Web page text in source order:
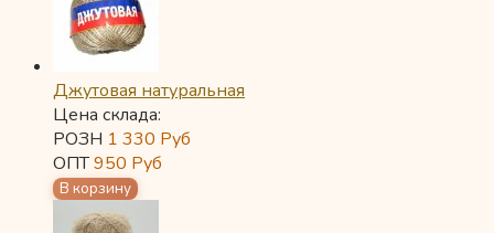
Джутовая натуральная
Цена склада:
РОЗН 1 330 Руб
ОПТ950 Руб